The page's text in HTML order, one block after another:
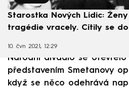
Starostka Nových Lidic:
tragédie vracely. Cítily se
10. čvn 2021, 12:29
Národní divadlo se otevřelo
představením Smetanovy
když se něco odehrává